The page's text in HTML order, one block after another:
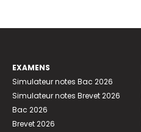
EXAMENS
Simulateur notes Bac 2026
Simulateur notes Brevet 2026
Bac 2026
Brevet 2026